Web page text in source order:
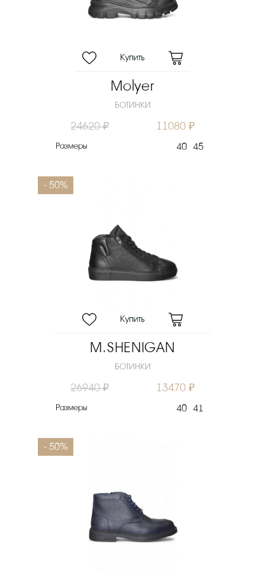
Molyer
БОТИНКИ
24620 ₽ 11080 ₽
Размеры 40 45
- 50%
M.SHENIGAN
БОТИНКИ
26940 ₽ 13470 ₽
Размеры 40 41
- 50%